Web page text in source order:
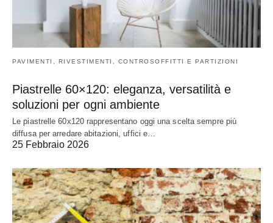
PAVIMENTI, RIVESTIMENTI, CONTROSOFFITTI E PARTIZIONI
Piastrelle 60×120: eleganza, versatilità e
soluzioni per ogni ambiente
Le piastrelle 60x120 rappresentano oggi una scelta sempre più
diffusa per arredare abitazioni, uffici e…
25 Febbraio 2026